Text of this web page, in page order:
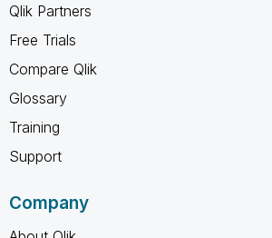
Qlik Partners
Free Trials
Compare Qlik
Glossary
Training
Support
Company